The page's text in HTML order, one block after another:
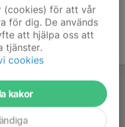
(cookies) för att vår
för dig. De används
att hjälpa oss att
tjänster.
cookies
kakor